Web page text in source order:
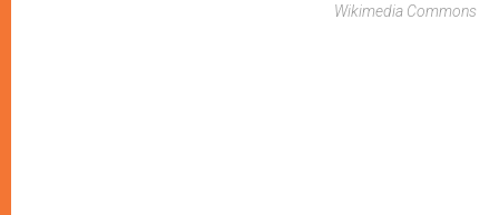
Wikimedia Commons